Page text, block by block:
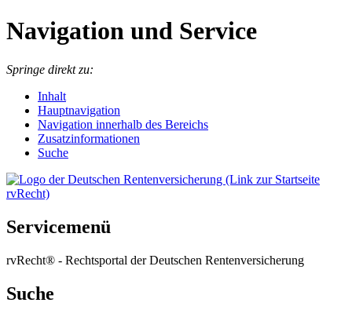
Navigation und Service
Springe direkt zu:
Inhalt
Hauptnavigation
Navigation innerhalb des Bereichs
Zusatzinformationen
Suche
Servicemenü
rvRecht® - Rechtsportal der Deutschen Rentenversicherung
Suche